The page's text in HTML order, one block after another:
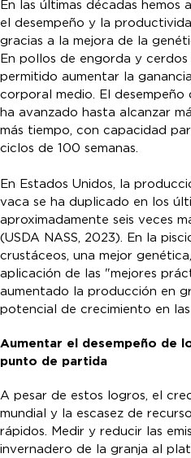
En las últimas décadas hemos
el desempeño y la
gracias a la mejora de la
En pollos de engorda y
permitido aumentar la
corporal medio. El desempeño
ha avanzado hasta alcanzar
más tiempo, con capacidad
ciclos de 100 semanas.
En Estados Unidos, la
vaca se ha duplicado en los
aproximadamente seis veces
(USDA NASS, 2023). En la
crustáceos, una mejor
aplicación de las "mejores
aumentado la producción en
potencial de crecimiento en
Aumentar el desempeño de
punto de partida
A pesar de estos logros, el
mundial y la escasez de
rápidos. Medir y reducir las
invernadero de la granja al